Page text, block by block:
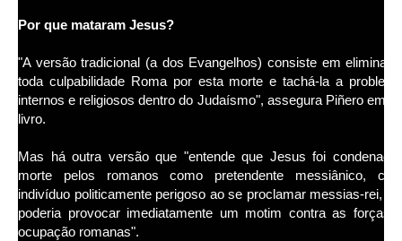
Por que mataram Jesus?
"A versão tradicional (a dos Evangelhos) consiste em eliminar
toda culpabilidade Roma por esta morte e tachá-la a
internos e religiosos dentro do Judaísmo", assegura Piñero em
livro.
Mas há outra versão que "entende que Jesus foi condenado
morte pelos romanos como pretendente messiânico,
indivíduo politicamente perigoso ao se proclamar messias-rei,
poderia provocar imediatamente um motim contra as forças
ocupação romanas".